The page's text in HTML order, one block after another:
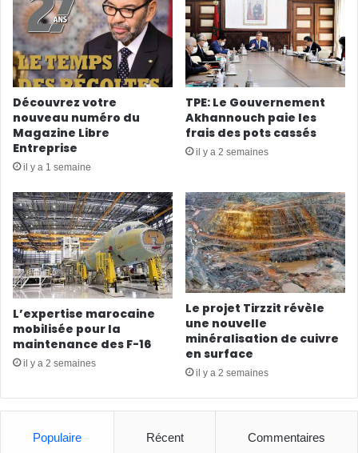
Découvrez votre
nouveau numéro du
Magazine Libre
Entreprise
il y a 1 semaine
TPE: Le Gouvernement
Akhannouch paie les
frais des pots cassés
il y a 2 semaines
L’expertise marocaine
mobilisée pour la
maintenance des F-16
il y a 2 semaines
Le projet Tirzzit révèle
une nouvelle
minéralisation de cuivre
en surface
il y a 2 semaines
Populaire Récent Commentaires